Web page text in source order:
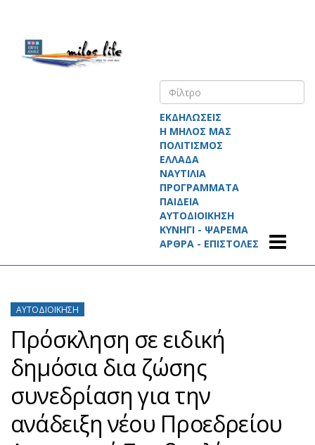
ΕΚΔΗΛΩΣΕΙΣ
Η ΜΗΛΟΣ ΜΑΣ
ΠΟΛΙΤΙΣΜΟΣ
ΕΛΛΑΔΑ
ΝΑΥΤΙΛΙΑ
ΠΡΟΓΡΑΜΜΑΤΑ
ΠΑΙΔΕΙΑ
ΑΥΤΟΔΙΟΙΚΗΣΗ
ΚΥΝΗΓΙ - ΨΑΡΕΜΑ
ΑΡΘΡΑ - ΕΠΙΣΤΟΛΕΣ
ΑΥΤΟΔΙΟΊΚΗΣΗ
Πρόσκληση σε ειδική
δημόσια δια ζώσης
συνεδρίαση για την
ανάδειξη νέου Προεδρείου